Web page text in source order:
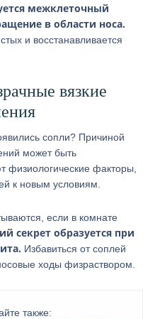
межклеточный
в области носа.
и восстанавливается
вязкие
сопли? Причиной
может быть
физиологические факторы,
к новым условиям.
если в комнате
секрет образуется при
Избавиться от соплей
ходы физраствором.
также: